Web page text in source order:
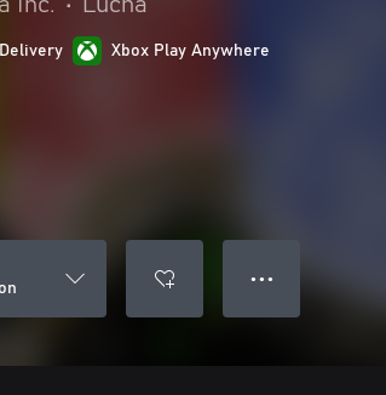
Inc. • Lucha
Xbox Play Anywhere
● ● ●